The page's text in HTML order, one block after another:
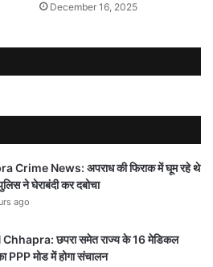
December 16, 2025
Crime News: अपराध की फिराक में घूम रहे थे
ने घेराबंदी कर दबोचा
ago
छपरा समेत राज्य के 16 मेडिकल
PPP मोड में होगा संचालन